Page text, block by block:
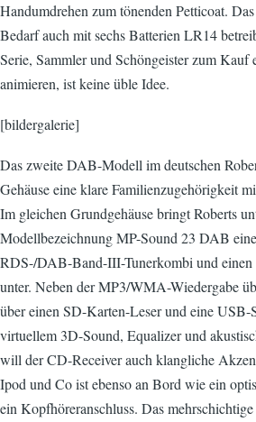
Handumdrehen zum tönenden Petticoat.
Bedarf auch mit sechs Batterien LR14
Serie, Sammler und Schöngeister zum
animieren, ist keine üble Idee.
[bildergalerie]
Das zweite DAB-Modell im deutschen
Gehäuse eine klare Familienzugehörigkeit
Im gleichen Grundgehäuse bringt Roberts
Modellbezeichnung MP-Sound 23 DAB
RDS-/DAB-Band-III-Tunerkombi und
unter. Neben der MP3/WMA-Wiedergabe
über einen SD-Karten-Leser und eine
virtuellem 3D-Sound, Equalizer und
will der CD-Receiver auch klangliche
Ipod und Co ist ebenso an Bord wie ein
ein Kopfhöreranschluss. Das